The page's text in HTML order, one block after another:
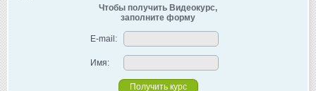
Чтобы получить Видеокурс,
заполните форму
E-mail:
Имя: